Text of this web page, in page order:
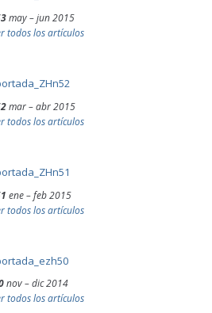
may – jun 2015
todos los artículos
mar – abr 2015
todos los artículos
ene – feb 2015
todos los artículos
nov – dic 2014
todos los artículos